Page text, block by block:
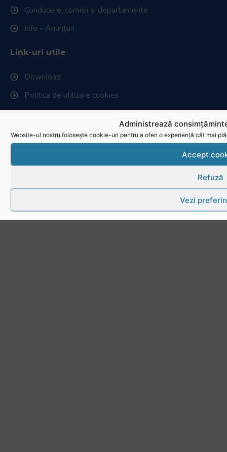
Administrează
Website-ul nostru folosește cookie-uri pentru a oferi o experiență cât mai
Accept
Refuză
Vezi
Conducere, comisii și departamente
Info - Anunțuri
Link-uri utile
Download
Politica de utilizare cookies